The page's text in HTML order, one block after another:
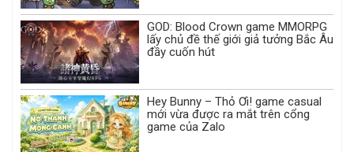
GOD: Blood Crown game MMORPG
lấy chủ đề thế giới giả tưởng Bắc Âu
đầy cuốn hút
Hey Bunny – Thỏ Ơi! game casual
mới vừa được ra mắt trên cổng
game của Zalo